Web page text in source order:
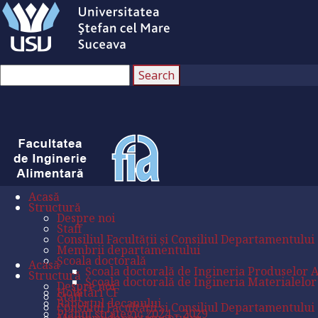
Acasă
Structură
Despre noi
Staff
Consiliul Facultății și Consiliul Departamentului
Membrii departamentului
Școala doctorală
Școala doctorală de Ingineria Produselor
Școala doctorală de Ingineria Materialelor
Hotătâri CF
Raportul decanului
Planul strategic 2024 – 2029
Acasă
Structură
Despre noi
Staff
Consiliul Facultății și Consiliul Departamentului